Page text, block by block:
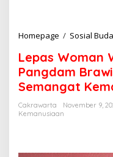
Homepage / Sosial
Lepas Woman
Pangdam
Semangat
Cakrawarta
November 9,
Kemanusiaan